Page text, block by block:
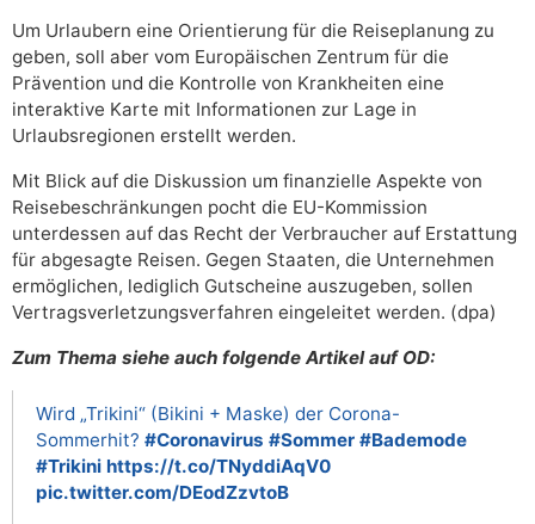
Um Urlaubern eine Orientierung für die Reiseplanung zu
geben, soll aber vom Europäischen Zentrum für die
Prävention und die Kontrolle von Krankheiten eine
interaktive Karte mit Informationen zur Lage in
Urlaubsregionen erstellt werden.
Mit Blick auf die Diskussion um finanzielle Aspekte von
Reisebeschränkungen pocht die EU-Kommission
unterdessen auf das Recht der Verbraucher auf Erstattung
für abgesagte Reisen. Gegen Staaten, die Unternehmen
ermöglichen, lediglich Gutscheine auszugeben, sollen
Vertragsverletzungsverfahren eingeleitet werden. (dpa)
Zum Thema siehe auch folgende Artikel auf OD:
Wird „Trikini“ (Bikini + Maske) der Corona-
Sommerhit? #Coronavirus #Sommer #Bademode
#Trikini https://t.co/TNyddiAqV0
pic.twitter.com/DEodZzvtoB